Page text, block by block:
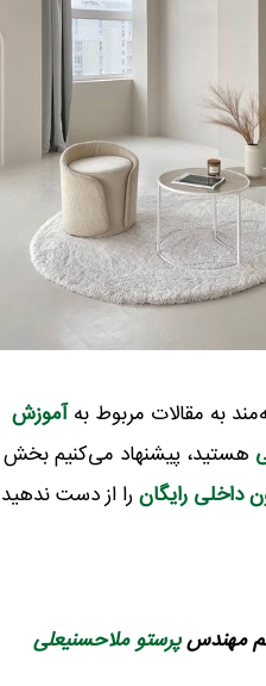
به مقالات مربوط بهآموزش
هستید، پیشنهاد می‌کنیم بخش
داخلی رایگانرا از دست
مهندسپرستو ملاحسنیعلی